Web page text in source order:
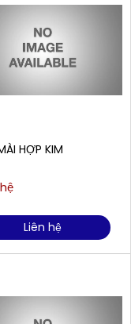
HỢP KIM
Liên hệ